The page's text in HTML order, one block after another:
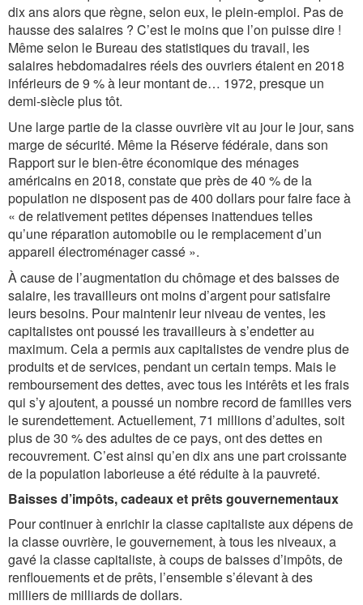
dix ans alors que règne, selon eux, le plein-emploi. Pas de
hausse des salaires ? C’est le moins que l’on puisse dire !
Même selon le Bureau des statistiques du travail, les
salaires hebdomadaires réels des ouvriers étaient en 2018
inférieurs de 9 % à leur montant de… 1972, presque un
demi-siècle plus tôt.
Une large partie de la classe ouvrière vit au jour le jour, sans
marge de sécurité. Même la Réserve fédérale, dans son
Rapport sur le bien-être économique des ménages
américains en 2018, constate que près de 40 % de la
population ne disposent pas de 400 dollars pour faire face à
« de relativement petites dépenses inattendues telles
qu’une réparation automobile ou le remplacement d’un
appareil électroménager cassé ».
À cause de l’augmentation du chômage et des baisses de
salaire, les travailleurs ont moins d’argent pour satisfaire
leurs besoins. Pour maintenir leur niveau de ventes, les
capitalistes ont poussé les travailleurs à s’endetter au
maximum. Cela a permis aux capitalistes de vendre plus de
produits et de services, pendant un certain temps. Mais le
remboursement des dettes, avec tous les intérêts et les frais
qui s’y ajoutent, a poussé un nombre record de familles vers
le surendettement. Actuellement, 71 millions d’adultes, soit
plus de 30 % des adultes de ce pays, ont des dettes en
recouvrement. C’est ainsi qu’en dix ans une part croissante
de la population laborieuse a été réduite à la pauvreté.
Baisses d’impôts, cadeaux et prêts gouvernementaux
Pour continuer à enrichir la classe capitaliste aux dépens de
la classe ouvrière, le gouvernement, à tous les niveaux, a
gavé la classe capitaliste, à coups de baisses d’impôts, de
renflouements et de prêts, l’ensemble s’élevant à des
milliers de milliards de dollars.